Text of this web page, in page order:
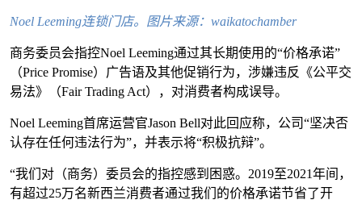
Noel Leeming连锁门店。图片来源：waikatochamber
商务委员会指控Noel Leeming通过其长期使用的“价格承诺”
（Price Promise）广告语及其他促销行为，涉嫌违反《公平交
易法》（Fair Trading Act），对消费者构成误导。
Noel Leeming首席运营官Jason Bell对此回应称，公司“坚决否
认存在任何违法行为”，并表示将“积极抗辩”。
“我们对（商务）委员会的指控感到困惑。2019至2021年间，
有超过25万名新西兰消费者通过我们的价格承诺节省了开